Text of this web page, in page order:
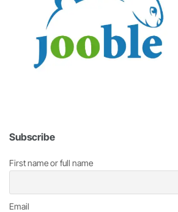
Subscribe
First name or full name
Email